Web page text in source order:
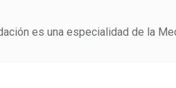
es una especialidad de la